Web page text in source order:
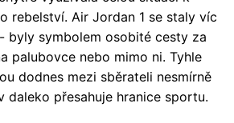
rebelství. Air Jordan 1 se staly víc
byly symbolem osobité cesty za
palubovce nebo mimo ni. Tyhle
dodnes mezi sběrateli nesmírně
daleko přesahuje hranice sportu.